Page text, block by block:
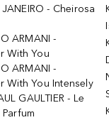
- Cheirosa
ARMANI -
With You
ARMANI -
With You Intensely
GAULTIER - Le